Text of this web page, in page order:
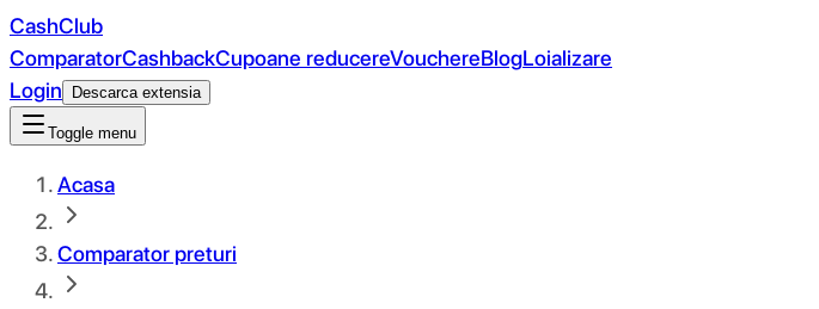
CashClub
ComparatorCashbackCupoane reducereVouchereBlogLoializare
Login
Descarca extensia
Toggle menu
Acasa
Comparator preturi